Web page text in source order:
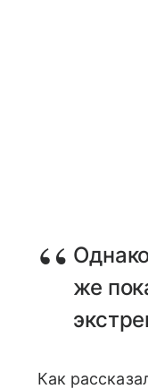
же
Как